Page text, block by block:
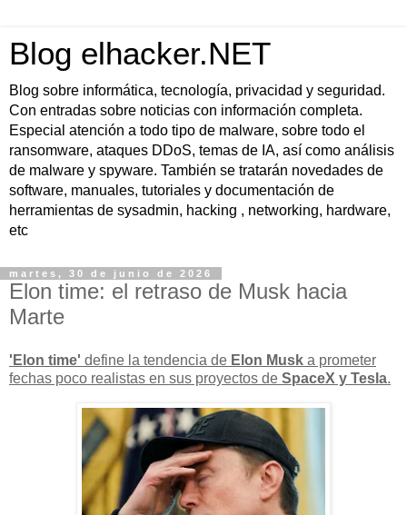
Blog elhacker.NET
Blog sobre informática, tecnología, privacidad y seguridad.
Con entradas sobre noticias con información completa.
Especial atención a todo tipo de malware, sobre todo el
ransomware, ataques DDoS, temas de IA, así como análisis
de malware y spyware. También se tratarán novedades de
software, manuales, tutoriales y documentación de
herramientas de sysadmin, hacking , networking, hardware,
etc
martes, 30 de junio de 2026
Elon time: el retraso de Musk hacia
Marte
'Elon time' define la tendencia de Elon Musk a prometer
fechas poco realistas en sus proyectos de SpaceX y Tesla.